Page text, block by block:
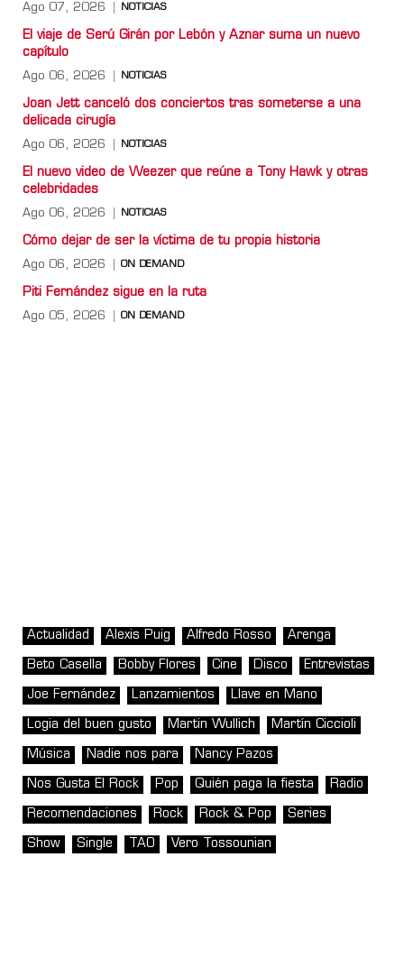
Ago 07, 2026 NOTICIAS
El viaje de Serú Girán por Lebón y Aznar suma un nuevo
capítulo
Ago 06, 2026 NOTICIAS
Joan Jett canceló dos conciertos tras someterse a una
delicada cirugía
Ago 06, 2026 NOTICIAS
El nuevo video de Weezer que reúne a Tony Hawk y otras
celebridades
Ago 06, 2026 NOTICIAS
Cómo dejar de ser la víctima de tu propia historia
Ago 06, 2026 ON DEMAND
Piti Fernández sigue en la ruta
Ago 05, 2026 ON DEMAND
Actualidad Alexis Puig Alfredo Rosso Arenga
Beto Casella Bobby Flores Cine Disco Entrevistas
Joe Fernández Lanzamientos Llave en Mano
Logia del buen gusto Martin Wullich Martín Ciccioli
Música Nadie nos para Nancy Pazos
Nos Gusta El Rock Pop Quién paga la fiesta Radio
Recomendaciones Rock Rock & Pop Series
Show Single TAO Vero Tossounian